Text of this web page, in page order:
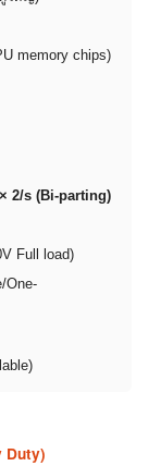
memory chips)
2/s (Bi-parting)
Full load)
One-
Duty)